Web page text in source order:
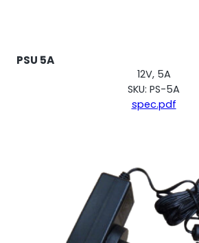
PSU 5A
12V, 5A
SKU: PS-5A
spec.pdf